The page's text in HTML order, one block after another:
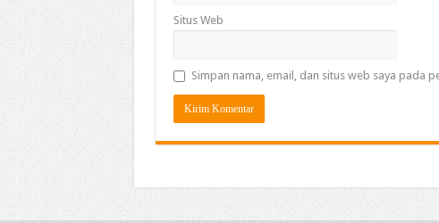
Situs Web
Simpan nama, email, dan situs web saya pada